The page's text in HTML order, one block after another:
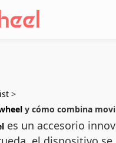
>
y cómo combina
es un accesorio